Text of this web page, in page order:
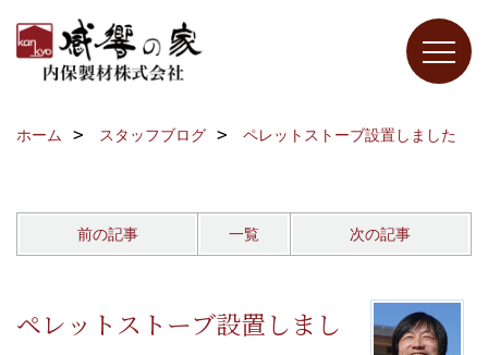
ホーム スタッフブログ ペレットストーブ設置しました
前の記事 一覧 次の記事
ペレットストーブ設置しまし